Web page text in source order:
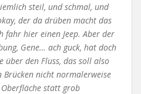
steil, und schmal, und
der da drüben macht das
fahr hier einen Jeep. Aber der
Gene… ach guck, hat doch
über den Fluss, das soll also
nicht normalerweise
statt grob